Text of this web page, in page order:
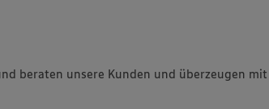
beraten unsere Kunden und überzeugen mit